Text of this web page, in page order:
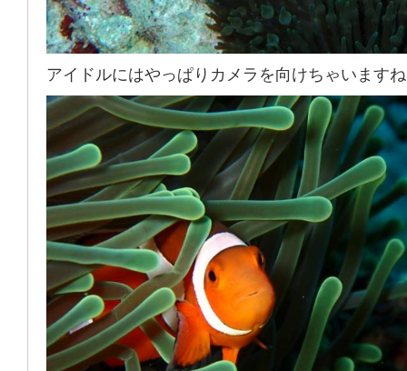
アイドルにはやっぱりカメラを向けちゃいます